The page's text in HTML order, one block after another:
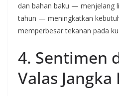
dan bahan baku — menjelang
tahun — meningkatkan
memperbesar tekanan pada
4. Sentimen
Valas Jangka